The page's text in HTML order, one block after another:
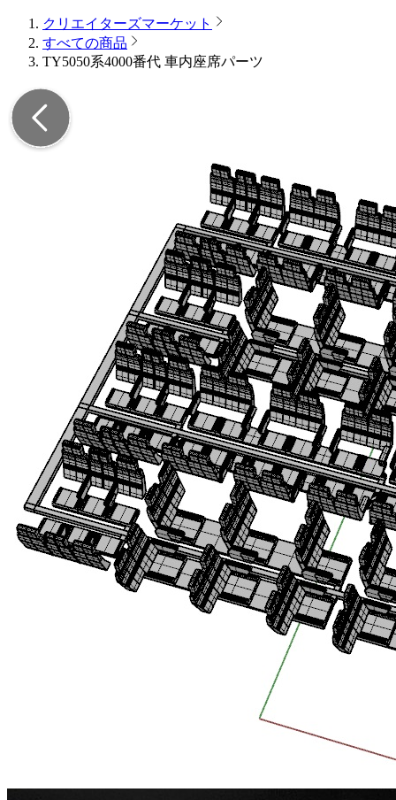
クリエイターズマーケット
すべての商品
TY5050系4000番代 車内座席パーツ